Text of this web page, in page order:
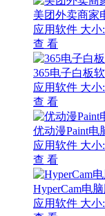
美团外卖商家
应用软件 大小
查 看
365电子白板
应用软件 大小
查 看
优动漫Paint电
应用软件 大小
查 看
HyperCam电
应用软件 大小